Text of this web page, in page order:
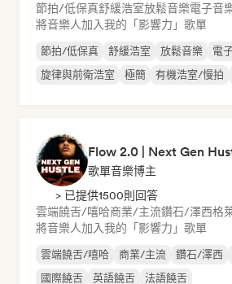
節拍/低保真舒緩浩室放鬆音樂電子音
將音樂人加入我的「影響力」歌單
節拍/低保真 舒緩浩室 放鬆音樂
電
旋律與前衛浩室
極簡 有機浩室/慢拍
Flow 2.0 | Next Gen
歌單音樂博主
> 已提供1500則回答
雲端饒舌/嘻哈商業/主流鑽石/澤西格
將音樂人加入我的「影響力」歌單
雲端饒舌/嘻哈 商業/主流 鑽石/澤西
國際饒舌
英語饒舌 法語饒舌